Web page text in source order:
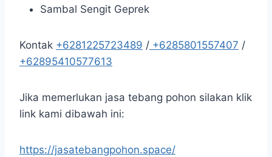
Sambal Sengit Geprek
Kontak +6281225723489 / +6285801557407 /
+62895410577613
Jika memerlukan jasa tebang pohon silakan klik
link kami dibawah ini:
https://jasatebangpohon.space/